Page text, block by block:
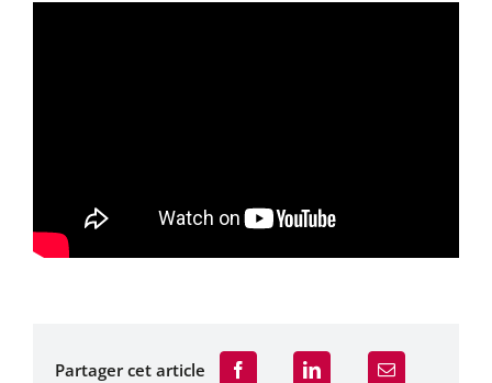
Partager cet article